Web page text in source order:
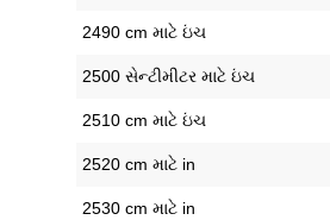
2490 cm માટે ઇંચ
2500 સેન્ટીમીટર માટે ઇંચ
2510 cm માટે ઇંચ
2520 cm માટે in
2530 cm માટે in